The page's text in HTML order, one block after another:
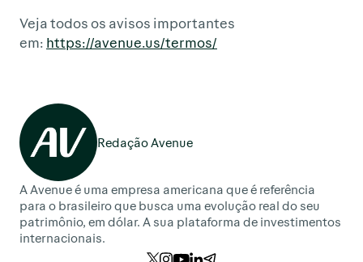
Veja todos os avisos importantes
em: https://avenue.us/termos/
Redação Avenue
A Avenue é uma empresa americana que é referência
para o brasileiro que busca uma evolução real do seu
patrimônio, em dólar. A sua plataforma de investimentos
internacionais.